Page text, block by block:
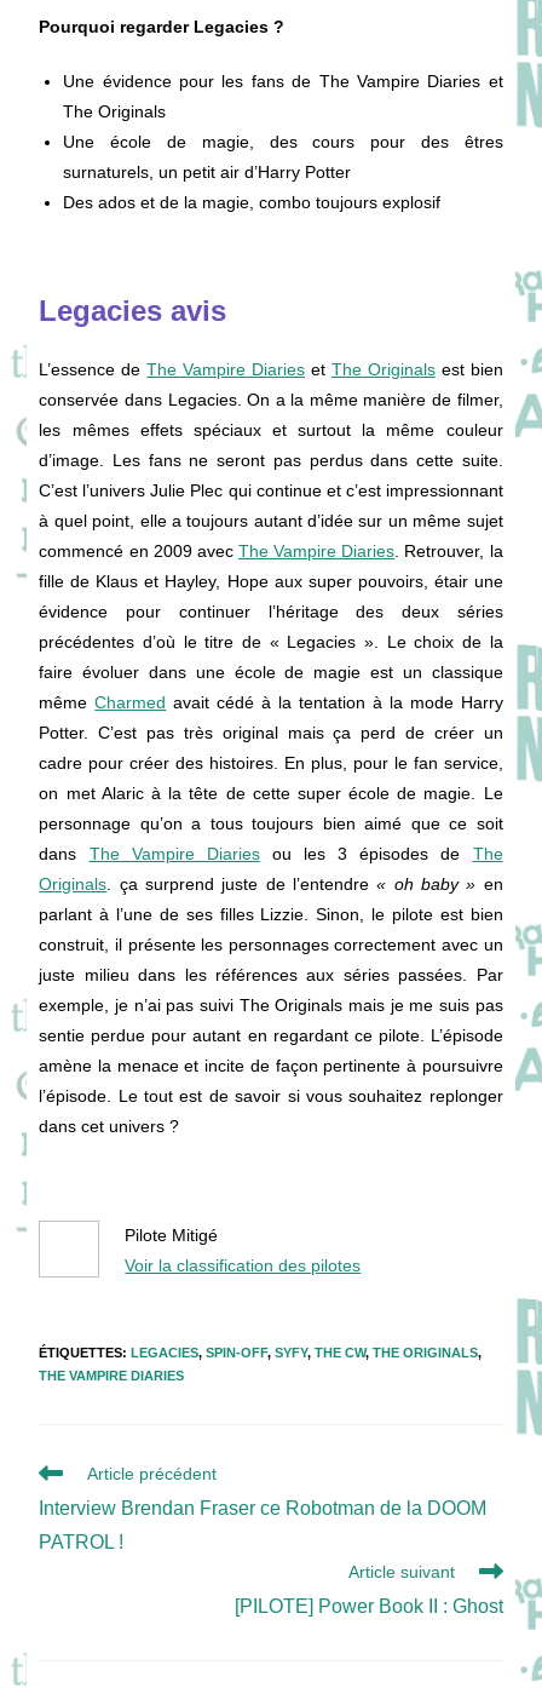
Pourquoi regarder Legacies ?
Une évidence pour les fans de The Vampire Diaries et
The Originals
Une école de magie, des cours pour des êtres
surnaturels, un petit air d’Harry Potter
Des ados et de la magie, combo toujours explosif
Legacies avis
L’essence deThe Vampire Diaries et The Originalsest bien
conservée dans Legacies. On a la même manière de filmer,
les mêmes effets spéciaux et surtout la même couleur
d’image. Les fans ne seront pas perdus dans cette suite.
C’est l’univers Julie Plec qui continue et c’est impressionnant
à quel point, elle a toujours autant d’idée sur un même sujet
commencé en 2009 avec The Vampire Diaries . Retrouver, la
fille de Klaus et Hayley, Hope aux super pouvoirs, étair une
évidence pour continuer l’héritage des deux séries
précédentes d’où le titre de « Legacies ». Le choix de la
faire évoluer dans une école de magie est un classique
mêmeCharmed avait cédé à la tentation à la mode Harry
Potter. C’est pas très original mais ça perd de créer un
cadre pour créer des histoires. En plus, pour le fan service,
on met Alaric à la tête de cette super école de magie. Le
personnage qu’on a tous toujours bien aimé que ce soit
dans The Vampire Diariesou les 3 épisodes de The
Originals . ça surprend juste de l’entendre« oh baby » en
parlant à l’une de ses filles Lizzie. Sinon, le pilote est bien
construit, il présente les personnages correctement avec un
juste milieu dans les références aux séries passées. Par
exemple, je n’ai pas suivi The Originals mais je me suis pas
sentie perdue pour autant en regardant ce pilote. L’épisode
amène la menace et incite de façon pertinente à poursuivre
l’épisode. Le tout est de savoir si vous souhaitez replonger
dans cet univers ?
Pilote Mitigé
Voir la classification des pilotes
ÉTIQUETTES:LEGACIES, SPIN-OFF, SYFY, THE CW, THE ORIGINALS,
THE VAMPIRE DIARIES
Read
articles
Article précédent
Interview Brendan Fraser ce Robotman de la DOOM
PATROL !
Article suivant
[PILOTE] Power Book II : Ghost